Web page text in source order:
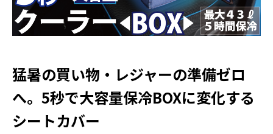
猛暑の買い物・レジャーの準備ゼロ
へ。5秒で大容量保冷BOXに変化する
シートカバー